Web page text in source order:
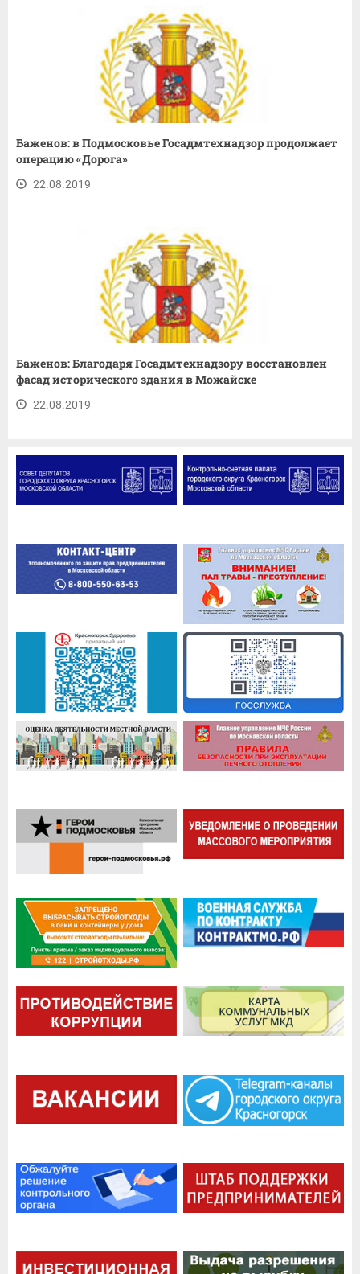
Баженов: в Подмосковье Госадмтехнадзор продолжает
операцию «Дорога»
22.08.2019
Баженов: Благодаря Госадмтехнадзору восстановлен
фасад исторического здания в Можайске
22.08.2019